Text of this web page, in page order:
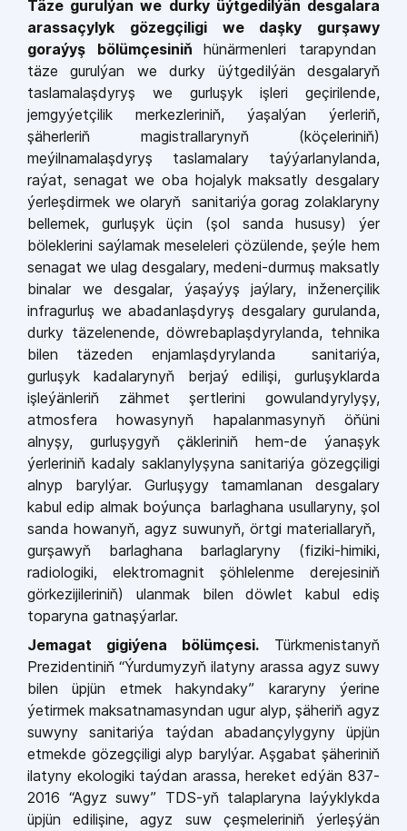
Täze gurulýan we durky üýtgedilýän desgalara
arassaçylyk gözegçiligi we daşky gurşawy
goraýyş bölümçesiniňhünärmenleri tarapyndan
täze gurulýan we durky üýtgedilýän desgalaryň
taslamalaşdyryş we gurluşyk işleri geçirilende,
jemgyýetçilik merkezleriniň, ýaşalýan ýerleriň,
şäherleriň magistrallarynyň (köçeleriniň)
meýilnamalaşdyryş taslamalary taýýarlanylanda,
raýat, senagat we oba hojalyk maksatly desgalary
ýerleşdirmek we olaryň sanitariýa gorag zolaklaryny
bellemek, gurluşyk üçin (şol sanda hususy) ýer
böleklerini saýlamak meseleleri çözülende, şeýle hem
senagat we ulag desgalary, medeni-durmuş maksatly
binalar we desgalar, ýaşaýyş jaýlary, inženerçilik
infragurluş we abadanlaşdyryş desgalary gurulanda,
durky täzelenende, döwrebaplaşdyrylanda, tehnika
bilen täzeden enjamlaşdyrylanda sanitariýa,
gurluşyk kadalarynyň berjaý edilişi, gurluşyklarda
işleýänleriň zähmet şertlerini gowulandyrylyşy,
atmosfera howasynyň hapalanmasynyň öňüni
alnyşy, gurluşygyň çäkleriniň hem-de ýanaşyk
ýerleriniň kadaly saklanylyşyna sanitariýa gözegçiligi
alnyp barylýar. Gurluşygy tamamlanan desgalary
kabul edip almak boýunça barlaghana usullaryny, şol
sanda howanyň, agyz suwunyň, örtgi materiallaryň,
gurşawyň barlaghana barlaglaryny (fiziki-himiki,
radiologiki, elektromagnit şöhlelenme derejesiniň
görkezijileriniň) ulanmak bilen döwlet kabul ediş
toparyna gatnaşýarlar.
Jemagat gigiýena bölümçesi. Türkmenistanyň
Prezidentiniň “Ýurdumyzyň ilatyny arassa agyz suwy
bilen üpjün etmek hakyndaky” kararyny ýerine
ýetirmek maksatnamasyndan ugur alyp, şäheriň agyz
suwyny sanitariýa taýdan abadançylygyny üpjün
etmekde gözegçiligi alyp barylýar. Aşgabat şäheriniň
ilatyny ekologiki taýdan arassa, hereket edýän 837-
2016 “Agyz suwy” TDS-yň talaplaryna laýyklykda
üpjün edilişine, agyz suw çeşmeleriniň ýerleşýän